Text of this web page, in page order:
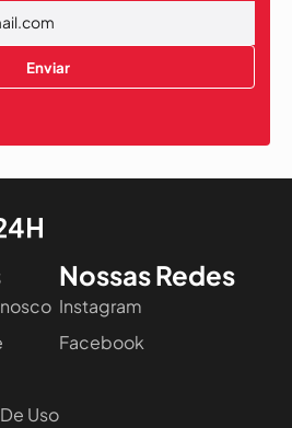
Enviar
Uso
Nossas Redes
Instagram
Facebook